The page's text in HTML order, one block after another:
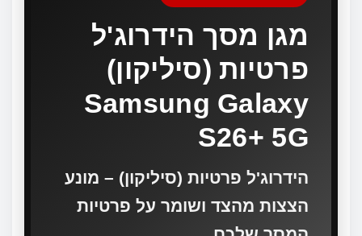
מגן מסך הידרוג'ל
פרטיות (סיליקון)
Samsung Galaxy
S26+ 5G
הידרוג'ל פרטיות (סיליקון) – מונע
הצצות מהצד ושומר על פרטיות